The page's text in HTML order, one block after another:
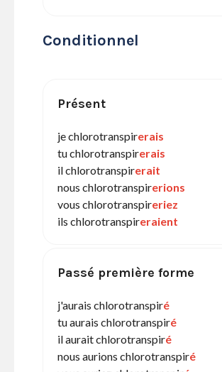
Conditionnel
Présent
je chlorotranspirerais
tu chlorotranspirerais
il chlorotranspirerait
nous chlorotranspirerions
vous chlorotranspireriez
ils chlorotranspireraient
Passé première forme
j'aurais chlorotranspiré
tu aurais chlorotranspiré
il aurait chlorotranspiré
nous aurions chlorotranspiré